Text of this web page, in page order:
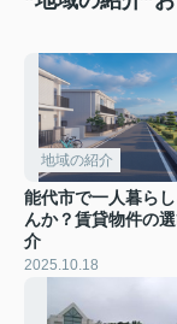
地域の紹介
能代市で一人暮ら
んか？賃貸物件の
介
2025.10.18